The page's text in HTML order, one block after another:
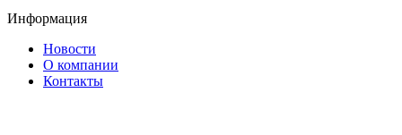
Информация
Новости
О компании
Контакты